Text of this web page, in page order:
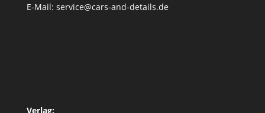
E-Mail: service@cars-and-details.de
Verlag: